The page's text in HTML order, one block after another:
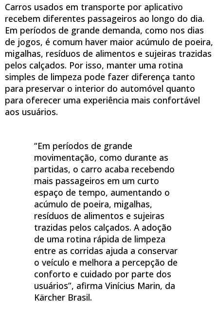
Carros usados em transporte por aplicativo
recebem diferentes passageiros ao longo do dia.
Em períodos de grande demanda, como nos dias
de jogos, é comum haver maior acúmulo de poeira,
migalhas, resíduos de alimentos e sujeiras trazidas
pelos calçados. Por isso, manter uma rotina
simples de limpeza pode fazer diferença tanto
para preservar o interior do automóvel quanto
para oferecer uma experiência mais confortável
aos usuários.
“Em períodos de grande
movimentação, como durante as
partidas, o carro acaba recebendo
mais passageiros em um curto
espaço de tempo, aumentando o
acúmulo de poeira, migalhas,
resíduos de alimentos e sujeiras
trazidas pelos calçados. A adoção
de uma rotina rápida de limpeza
entre as corridas ajuda a conservar
o veículo e melhora a percepção de
conforto e cuidado por parte dos
usuários”, afirma Vinícius Marin, da
Kärcher Brasil.